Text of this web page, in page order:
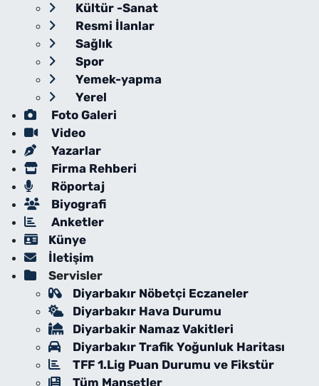
Kültür -Sanat
Resmi İlanlar
Sağlık
Spor
Yemek-yapma
Yerel
Foto Galeri
Video
Yazarlar
Firma Rehberi
Röportaj
Biyografi
Anketler
Künye
İletişim
Servisler
Diyarbakır Nöbetçi Eczaneler
Diyarbakır Hava Durumu
Diyarbakir Namaz Vakitleri
Diyarbakır Trafik Yoğunluk Haritası
TFF 1.Lig Puan Durumu ve Fikstür
Tüm Manşetler